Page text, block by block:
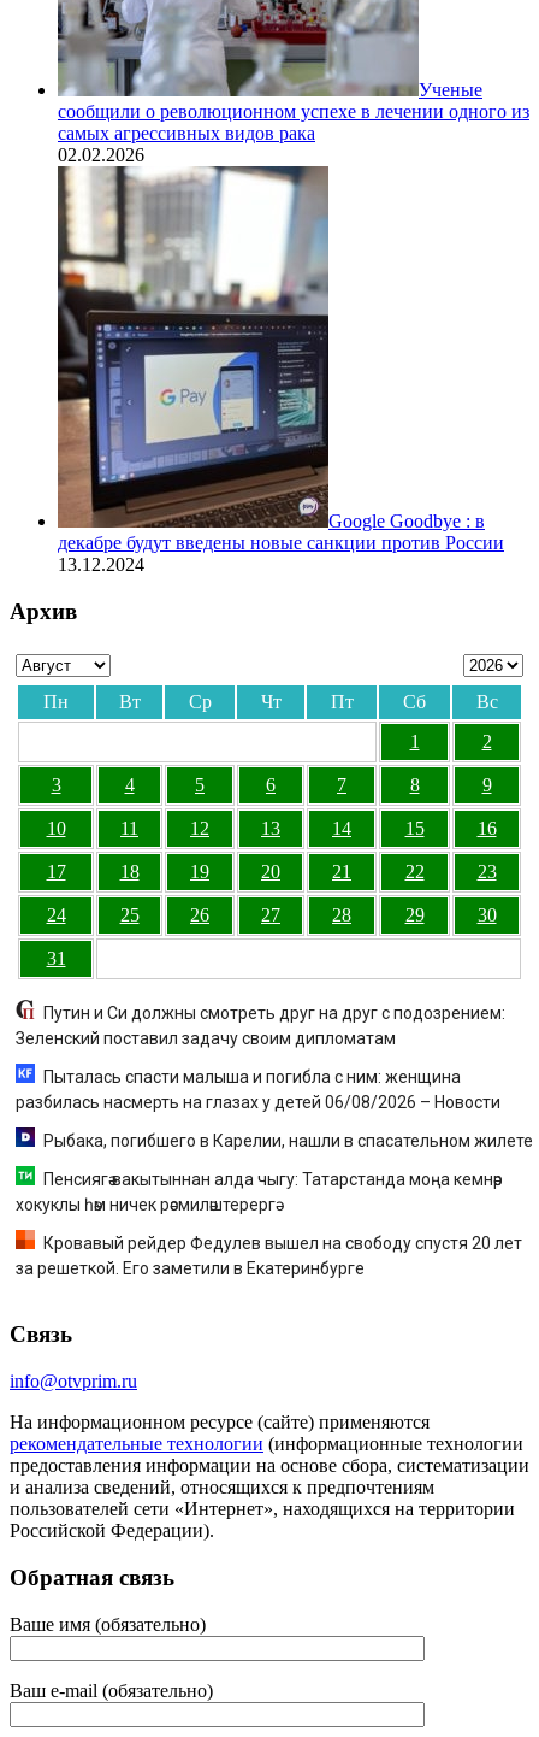
Ученые
сообщили о революционном успехе в лечении одного из
самых агрессивных видов рака
02.02.2026
Google Goodbye : в
декабре будут введены новые санкции против России
13.12.2024
Архив
Пн Вт Ср Чт Пт Сб
Вс
1
2
3 4 5 6 7 8 9
10 11 12 13 14 15 16
17 18 19 20 21 22 23
24 25 26 27 28 29 30
31
Путин и Си должны смотреть друг на друг с подозрением:
Зеленский поставил задачу своим дипломатам
Пыталась спасти малыша и погибла с ним: женщина
разбилась насмерть на глазах у детей 06/08/2026 – Новости
Рыбака, погибшего в Карелии, нашли в спасательном жилете
Пенсиягә вакытыннан алда чыгу: Татарстанда моңа кемнәр
хокуклы һәм ничек рәсмиләштерергә
Кровавый рейдер Федулев вышел на свободу спустя 20 лет
за решеткой. Его заметили в Екатеринбурге
Связь
info@otvprim.ru
На информационном ресурсе (сайте) применяются
рекомендательные технологии (информационные технологии
предоставления информации на основе сбора, систематизации
и анализа сведений, относящихся к предпочтениям
пользователей сети «Интернет», находящихся на территории
Российской Федерации).
Обратная связь
Ваше имя (обязательно)
Ваш e-mail (обязательно)